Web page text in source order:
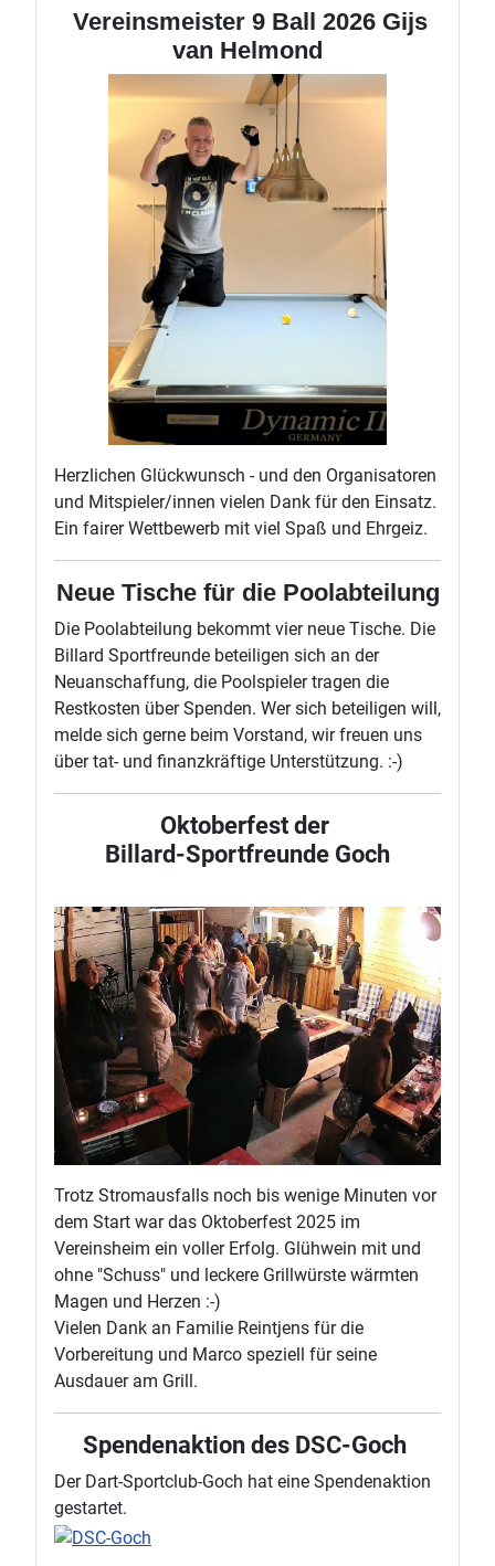
Vereinsmeister 9 Ball 2026 Gijs
van Helmond
Herzlichen Glückwunsch - und den Organisatoren
und Mitspieler/innen vielen Dank für den Einsatz.
Ein fairer Wettbewerb mit viel Spaß und Ehrgeiz.
Neue Tische für die Poolabteilung
Die Poolabteilung bekommt vier neue Tische. Die
Billard Sportfreunde beteiligen sich an der
Neuanschaffung, die Poolspieler tragen die
Restkosten über Spenden. Wer sich beteiligen will,
melde sich gerne beim Vorstand, wir freuen uns
über tat- und finanzkräftige Unterstützung. :-)
Oktoberfest der
Billard-Sportfreunde Goch
Trotz Stromausfalls noch bis wenige Minuten vor
dem Start war das Oktoberfest 2025 im
Vereinsheim ein voller Erfolg. Glühwein mit und
ohne "Schuss" und leckere Grillwürste wärmten
Magen und Herzen :-)
Vielen Dank an Familie Reintjens für die
Vorbereitung und Marco speziell für seine
Ausdauer am Grill.
Spendenaktion des DSC-Goch
Der Dart-Sportclub-Goch hat eine Spendenaktion
gestartet.